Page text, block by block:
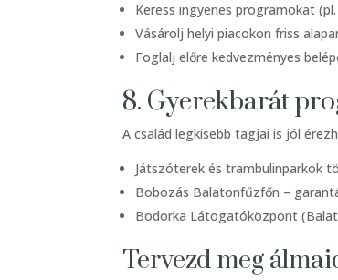
Keress ingyenes programokat
Vásárolj helyi piacokon friss
Foglalj előre kedvezményes
8. Gyerekbarát
A család legkisebb tagjai is jól
Játszóterek és trambulinparkok
Bobozás Balatonfűzfőn –
Bodorka Látogatóközpont
Tervezd meg